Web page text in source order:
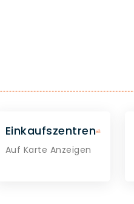
Einkaufszentren
Auf Karte Anzeigen